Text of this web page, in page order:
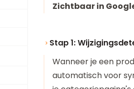
Zichtbaar in
Stap 1:
Wanneer je een
automatisch voor